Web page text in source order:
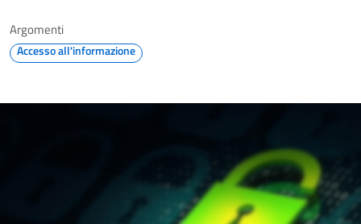
Argomenti
Accesso all'informazione